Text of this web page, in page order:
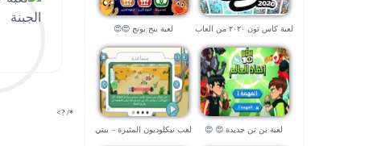
لعبة كاس تون ٢٠٢٠ من العاب
لعبة بنج بونج 😍😍
لعبة بن تن جديدة 😍 😍
لعب نيكلوديون المثيرة – بيتي
*/ ?>